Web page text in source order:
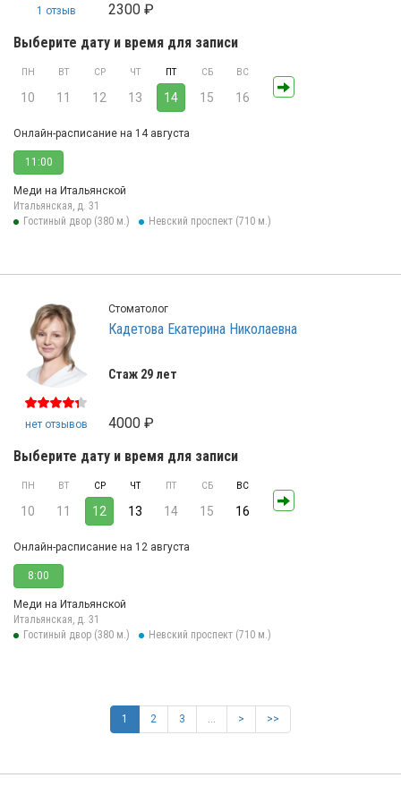
1 отзыв
2300 ₽
Выберите дату и время для записи
ПН
10
ВТ
11
СР
12
ЧТ
13
ПТ
14
СБ
15
ВС
16
Онлайн-расписание на 14 августа
11:00
Меди на Итальянской
Итальянская, д. 31
Гостиный двор (380 м.)
Невский проспект (710 м.)
нет отзывов
Стоматолог
Кадетова Екатерина Николаевна
Стаж 29 лет
4000 ₽
Выберите дату и время для записи
ПН
10
ВТ
11
СР
12
ЧТ
13
ПТ
14
СБ
15
ВС
16
Онлайн-расписание на 12 августа
8:00
Меди на Итальянской
Итальянская, д. 31
Гостиный двор (380 м.)
Невский проспект (710 м.)
1 2 3 … > >>